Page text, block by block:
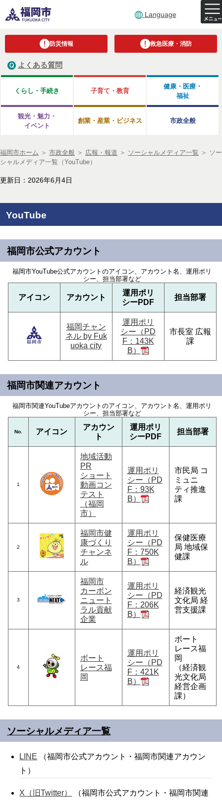
Language
防災情報 救急医療・消防
よくある質問
くらし・手続き 子育て・教育
健康・医療・
福祉
観光・魅力・
イベント
創業・産業・ビジネス 市政全般
福岡市ホーム ＞ 市政全般 ＞ 広報・報道 ＞ ソーシャルメディア一覧 ＞ ソー
シャルメディア一覧（YouTube）
更新日：2026年6月4日
YouTube
福岡市公式アカウント
福岡市YouTube公式アカウントのアイコン、アカウント名、運用ポリ
シー、担当部署など
アイコン アカウント
運用ポリ
シーPDF
担当部署
福岡チャン
ネル by Fuk
uoka city
運用ポリ
シー（PD
F：143K
B）
市長室 広報
課
福岡市関連アカウント
福岡市関連YouTubeアカウントのアイコン、アカウント名、運用ポリ
シー、担当部署など
No. アイコン
アカウン
ト
運用ポリ
シーPDF
担当部署
1
地域活動
PR
ショート
動画コン
テスト
（福岡
市）
運用ポリ
シー（PD
F：93K
B）
市民局 コ
ミュニ
ティ推進
課
2
福岡市健
康づくり
チャンネ
ル
運用ポリ
シー（PD
F：750K
B）
保健医療
局 地域保
健課
3
福岡市
カーボン
ニュート
ラル貢献
企業
運用ポリ
シー（PD
F：206K
B）
経済観光
文化局 経
営支援課
4
ボート
レース福
岡
運用ポリ
シー（PD
F：421K
B）
ボート
レース福
岡
（経済観
光文化局
経営企画
課）
ソーシャルメディア一覧
LINE （福岡市公式アカウント・福岡市関連アカウン
ト）
X（旧Twitter）
（福岡市公式アカウント・福岡市関連